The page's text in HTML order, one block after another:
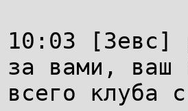
10:03 [Зевс]
за вами, ваш
всего клуба